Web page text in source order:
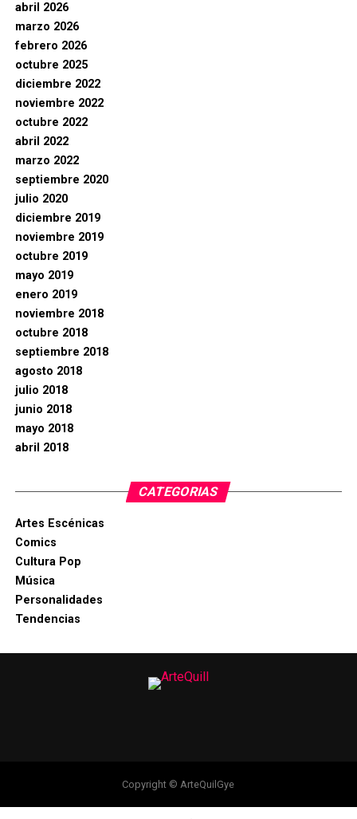
abril 2026
marzo 2026
febrero 2026
octubre 2025
diciembre 2022
noviembre 2022
octubre 2022
abril 2022
marzo 2022
septiembre 2020
julio 2020
diciembre 2019
noviembre 2019
octubre 2019
mayo 2019
enero 2019
noviembre 2018
octubre 2018
septiembre 2018
agosto 2018
julio 2018
junio 2018
mayo 2018
abril 2018
CATEGORIAS
Artes Escénicas
Comics
Cultura Pop
Música
Personalidades
Tendencias
Copyright © ArteQuilGye